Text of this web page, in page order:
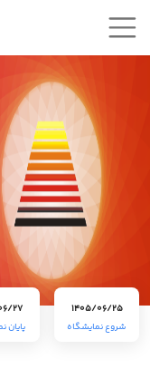
1405/06/25
شروع نمایشگاه
27
پایان